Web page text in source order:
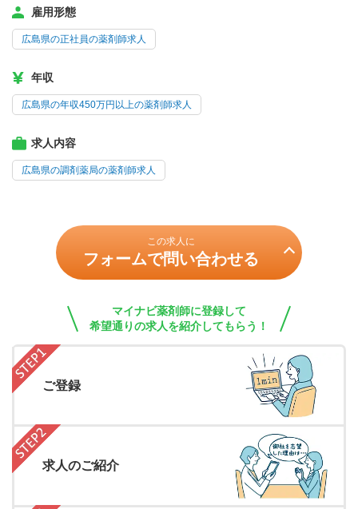
雇用形態
広島県の正社員の薬剤師求人
年収
広島県の年収450万円以上の薬剤師求人
求人内容
広島県の調剤薬局の薬剤師求人
この求人に
フォームで問い合わせる
マイナビ薬剤師に登録して
希望通りの求人を紹介してもらう！
ご登録
求人のご紹介